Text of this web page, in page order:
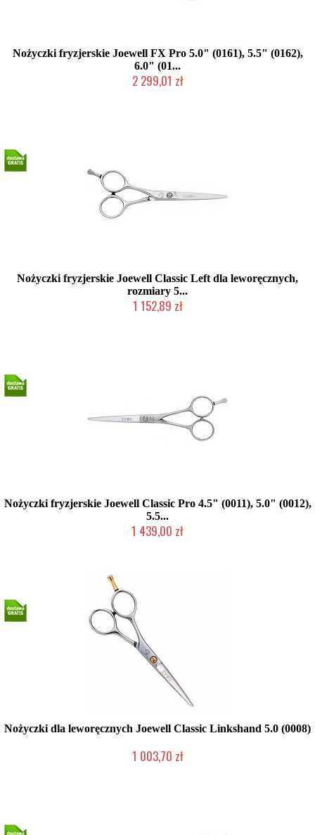
Nożyczki fryzjerskie Joewell FX Pro 5.0" (0161), 5.5" (0162),
6.0" (01...
2 299,01 zł
Nożyczki fryzjerskie Joewell Classic Left dla leworęcznych,
rozmiary 5...
1 152,89 zł
Nożyczki fryzjerskie Joewell Classic Pro 4.5" (0011), 5.0" (0012),
5.5...
1 439,00 zł
Nożyczki dla leworęcznych Joewell Classic Linkshand 5.0 (0008)
1 003,70 zł